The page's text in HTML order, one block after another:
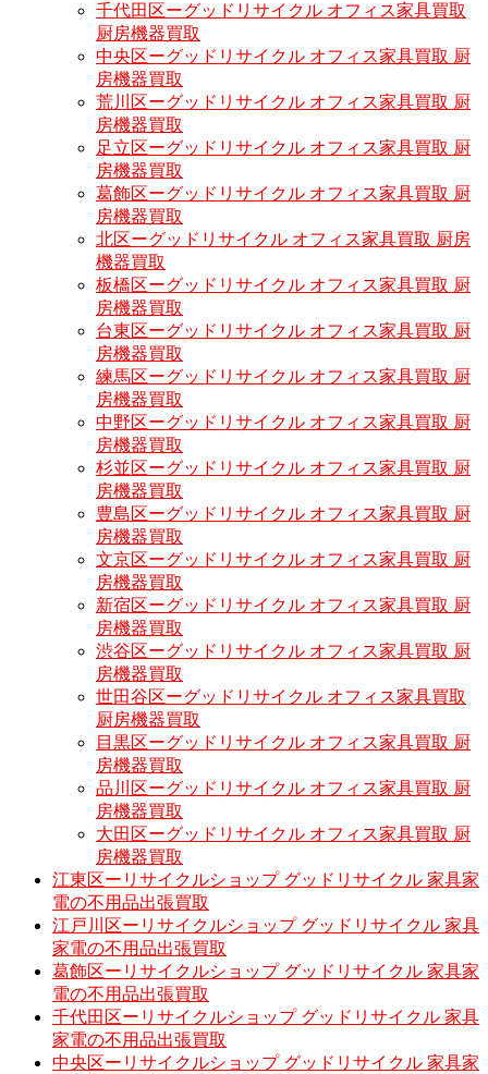
千代田区ーグッドリサイクル オフィス家具買取
厨房機器買取
中央区ーグッドリサイクル オフィス家具買取 厨
房機器買取
荒川区ーグッドリサイクル オフィス家具買取 厨
房機器買取
足立区ーグッドリサイクル オフィス家具買取 厨
房機器買取
葛飾区ーグッドリサイクル オフィス家具買取 厨
房機器買取
北区ーグッドリサイクル オフィス家具買取 厨房
機器買取
板橋区ーグッドリサイクル オフィス家具買取 厨
房機器買取
台東区ーグッドリサイクル オフィス家具買取 厨
房機器買取
練馬区ーグッドリサイクル オフィス家具買取 厨
房機器買取
中野区ーグッドリサイクル オフィス家具買取 厨
房機器買取
杉並区ーグッドリサイクル オフィス家具買取 厨
房機器買取
豊島区ーグッドリサイクル オフィス家具買取 厨
房機器買取
文京区ーグッドリサイクル オフィス家具買取 厨
房機器買取
新宿区ーグッドリサイクル オフィス家具買取 厨
房機器買取
渋谷区ーグッドリサイクル オフィス家具買取 厨
房機器買取
世田谷区ーグッドリサイクル オフィス家具買取
厨房機器買取
目黒区ーグッドリサイクル オフィス家具買取 厨
房機器買取
品川区ーグッドリサイクル オフィス家具買取 厨
房機器買取
大田区ーグッドリサイクル オフィス家具買取 厨
房機器買取
江東区ーリサイクルショップ グッドリサイクル 家具家
電の不用品出張買取
江戸川区ーリサイクルショップ グッドリサイクル 家具
家電の不用品出張買取
葛飾区ーリサイクルショップ グッドリサイクル 家具家
電の不用品出張買取
千代田区ーリサイクルショップ グッドリサイクル 家具
家電の不用品出張買取
中央区ーリサイクルショップ グッドリサイクル 家具家